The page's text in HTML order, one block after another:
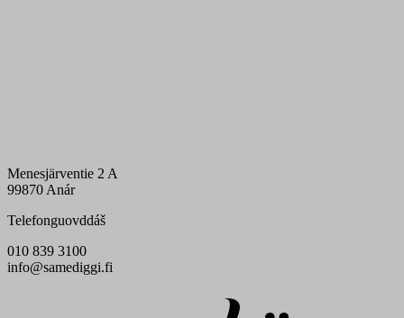
Menesjärventie 2 A
99870 Anár
Telefonguovddáš
010 839 3100
info@samediggi.fi